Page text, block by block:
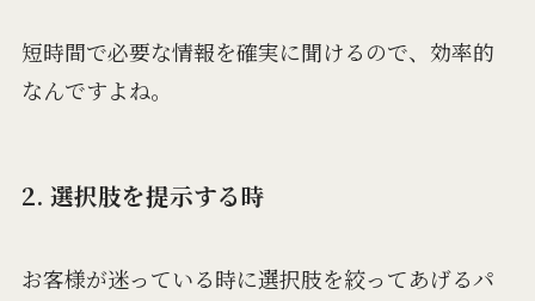
短時間で必要な情報を確実に聞けるので、効率的
なんですよね。
2. 選択肢を提示する時
お客様が迷っている時に選択肢を絞ってあげるパ